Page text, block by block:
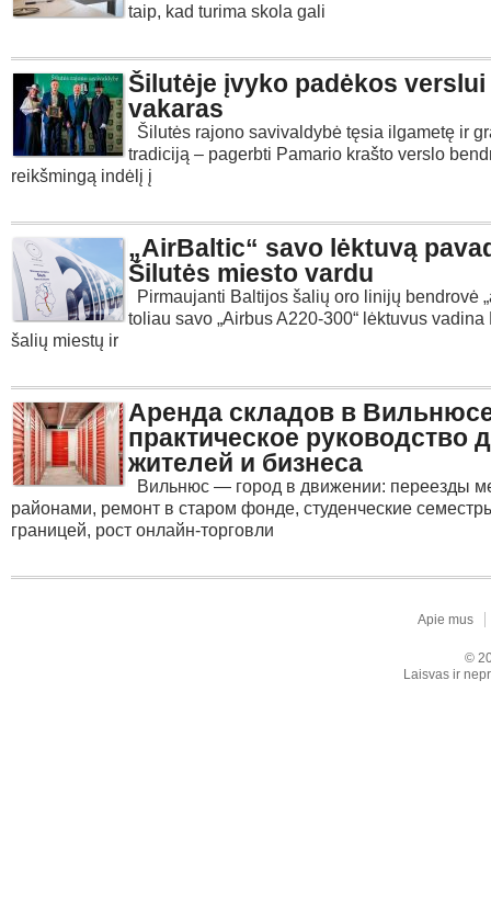
taip, kad turima skola gali
Šilutėje įvyko padėkos verslui
vakaras
Šilutės rajono savivaldybė tęsia ilgametę ir
tradiciją – pagerbti Pamario krašto verslo
reikšmingą indėlį į
„AirBaltic“ savo lėktuvą
Šilutės miesto vardu
Pirmaujanti Baltijos šalių oro linijų bendrovė
toliau savo „Airbus A220-300“ lėktuvus vadina
šalių miestų ir
Аренда складов в
практическое руководство
жителей и бизнеса
Вильнюс — город в движении: переезды
районами, ремонт в старом фонде, студенческие
границей, рост онлайн-торговли
Apie mus
©
Laisvas ir